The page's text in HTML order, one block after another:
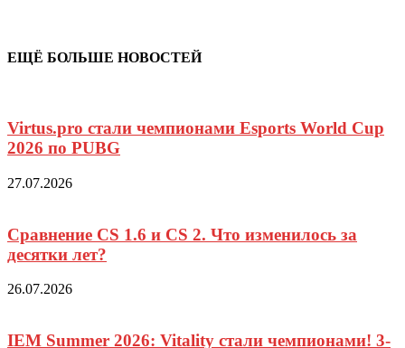
ЕЩЁ БОЛЬШЕ НОВОСТЕЙ
Virtus.pro стали чемпионами Esports World Cup
2026 по PUBG
27.07.2026
Сравнение CS 1.6 и CS 2. Что изменилось за
десятки лет?
26.07.2026
IEM Summer 2026: Vitality стали чемпионами! 3-